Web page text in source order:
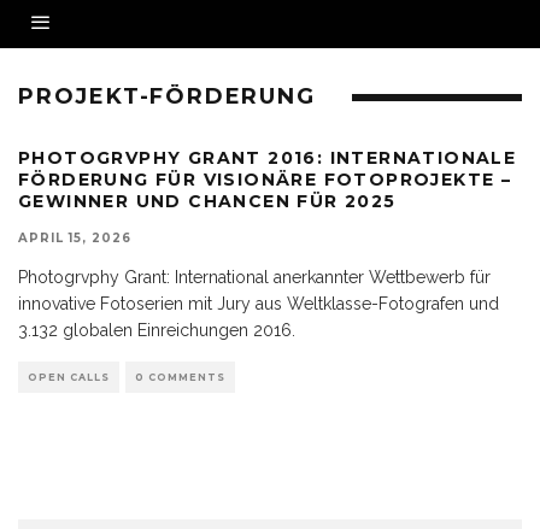
PROJEKT-FÖRDERUNG
PHOTOGRVPHY GRANT 2016: INTERNATIONALE
FÖRDERUNG FÜR VISIONÄRE FOTOPROJEKTE –
GEWINNER UND CHANCEN FÜR 2025
APRIL 15, 2026
Photogrvphy Grant: International anerkannter Wettbewerb für
innovative Fotoserien mit Jury aus Weltklasse-Fotografen und
3.132 globalen Einreichungen 2016.
OPEN CALLS 0 COMMENTS